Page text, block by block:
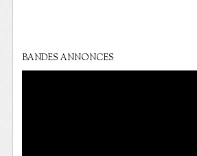
BANDES ANNONCES